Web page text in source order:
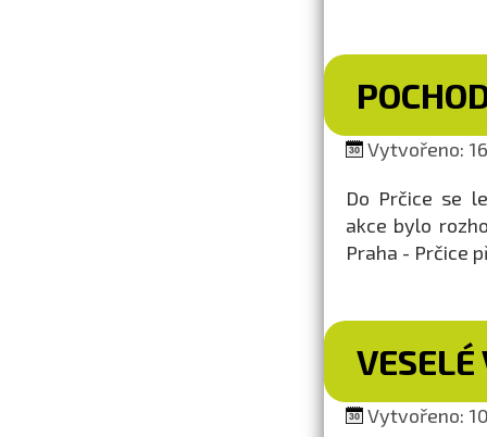
Vytvořeno:
Do Prčice se
akce bylo
Praha - Prčice
VESELÉ
Vytvořeno: